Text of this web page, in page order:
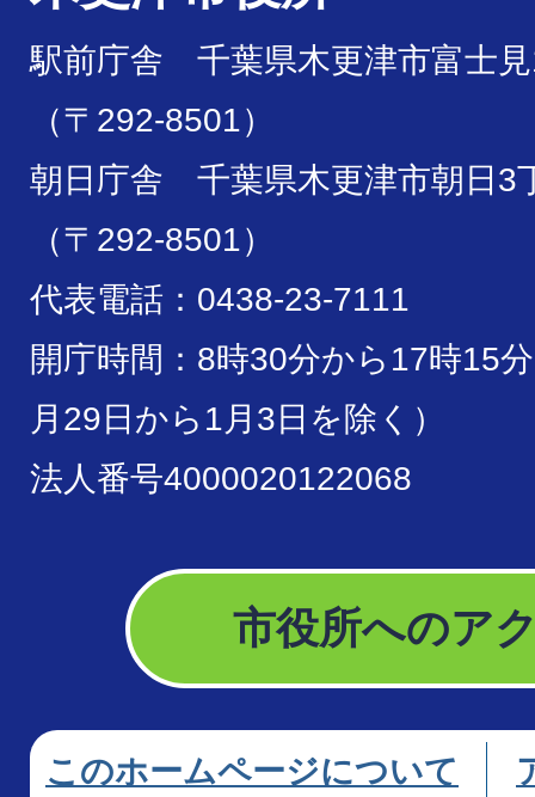
駅前庁舎 千葉県木更津市富士
（〒292-8501）
朝日庁舎 千葉県木更津市朝日3
（〒292-8501）
代表電話：0438-23-7111
開庁時間：8時30分から17時15
月29日から1月3日を除く）
法人番号4000020122068
市役所へのア
このホームページについて